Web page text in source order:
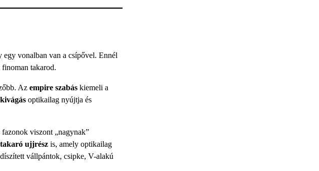
egy vonalban van a csípővel. Ennél
takarod.
Az empire szabás kiemeli a
optikailag nyújtja és
viszont „nagynak”
takaró ujjrész is, amely optikailag
vállpántok, csipke, V-alakú